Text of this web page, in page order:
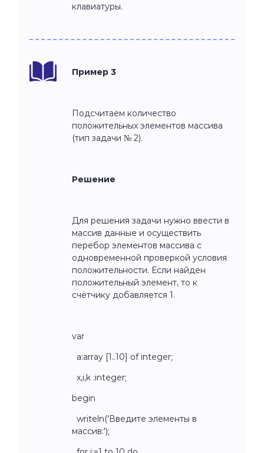
клавиатуры.
Пример 3
Подсчитаем количество
положительных элементов массива
(тип задачи № 2).
Решение
Для решения задачи нужно ввести в
массив данные и осуществить
перебор элементов массива с
одновременной проверкой условия
положительности. Если найден
положительный элемент, то к
счётчику добавляется 1.
var
a:array [1..10] of integer;
x,i,k :integer;
begin
writeln('Введите элементы в
массив:');